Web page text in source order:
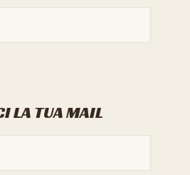
LA TUA MAIL